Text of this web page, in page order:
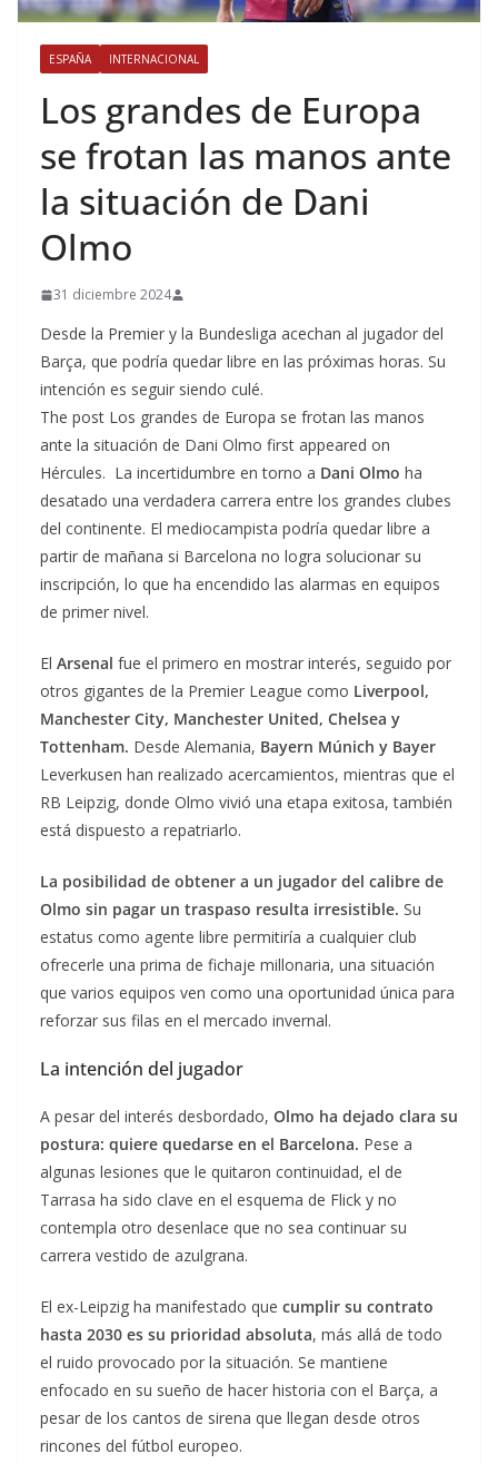
ESPAÑA INTERNACIONAL
Los grandes de Europa
se frotan las manos ante
la situación de Dani
Olmo
31 diciembre 2024
Desde la Premier y la Bundesliga acechan al jugador del
Barça, que podría quedar libre en las próximas horas. Su
intención es seguir siendo culé.
The post Los grandes de Europa se frotan las manos
ante la situación de Dani Olmo first appeared on
Hércules. La incertidumbre en torno a Dani Olmo ha
desatado una verdadera carrera entre los grandes clubes
del continente. El mediocampista podría quedar libre a
partir de mañana si Barcelona no logra solucionar su
inscripción, lo que ha encendido las alarmas en equipos
de primer nivel.
El Arsenal fue el primero en mostrar interés, seguido por
otros gigantes de la Premier League como Liverpool,
Manchester City, Manchester United, Chelsea y
Tottenham. Desde Alemania, Bayern Múnich y Bayer
Leverkusen han realizado acercamientos, mientras que el
RB Leipzig, donde Olmo vivió una etapa exitosa, también
está dispuesto a repatriarlo.
La posibilidad de obtener a un jugador del calibre de
Olmo sin pagar un traspaso resulta irresistible. Su
estatus como agente libre permitiría a cualquier club
ofrecerle una prima de fichaje millonaria, una situación
que varios equipos ven como una oportunidad única para
reforzar sus filas en el mercado invernal.
La intención del jugador
A pesar del interés desbordado, Olmo ha dejado clara su
postura: quiere quedarse en el Barcelona. Pese a
algunas lesiones que le quitaron continuidad, el de
Tarrasa ha sido clave en el esquema de Flick y no
contempla otro desenlace que no sea continuar su
carrera vestido de azulgrana.
El ex-Leipzig ha manifestado que cumplir su contrato
hasta 2030 es su prioridad absoluta, más allá de todo
el ruido provocado por la situación. Se mantiene
enfocado en su sueño de hacer historia con el Barça, a
pesar de los cantos de sirena que llegan desde otros
rincones del fútbol europeo.